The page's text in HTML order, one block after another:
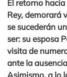
El retorno
Rey, demorará
se sucederán
ser: su esposa
visita de
ante la
Asimismo, a lo